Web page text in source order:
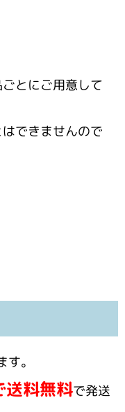
とにご用意して
できませんので
。
料無料で発送